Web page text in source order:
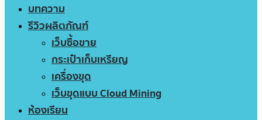
บทความ
รีวิวผลิตภัณฑ์
เว็บซื้อขาย
กระเป๋าเก็บเหรียญ
เครื่องขุด
เว็บขุดแบบ Cloud Mining
ห้องเรียน